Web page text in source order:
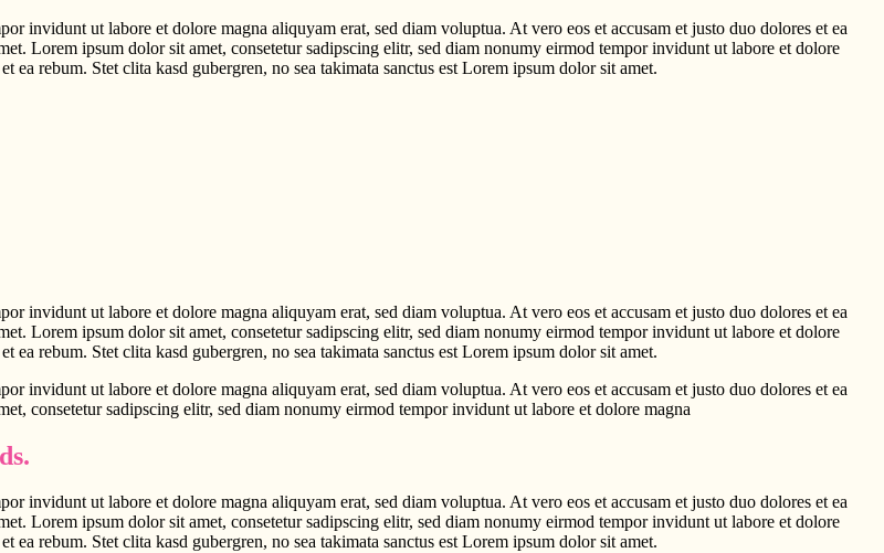
invidunt ut labore et dolore magna aliquyam erat, sed diam voluptua. At vero eos et accusam et justo duo dolores et ea
Lorem ipsum dolor sit amet, consetetur sadipscing elitr, sed diam nonumy eirmod tempor invidunt ut labore et dolore
rebum. Stet clita kasd gubergren, no sea takimata sanctus est Lorem ipsum dolor sit amet.
invidunt ut labore et dolore magna aliquyam erat, sed diam voluptua. At vero eos et accusam et justo duo dolores et ea
Lorem ipsum dolor sit amet, consetetur sadipscing elitr, sed diam nonumy eirmod tempor invidunt ut labore et dolore
rebum. Stet clita kasd gubergren, no sea takimata sanctus est Lorem ipsum dolor sit amet.
invidunt ut labore et dolore magna aliquyam erat, sed diam voluptua. At vero eos et accusam et justo duo dolores et ea
consetetur sadipscing elitr, sed diam nonumy eirmod tempor invidunt ut labore et dolore magna
invidunt ut labore et dolore magna aliquyam erat, sed diam voluptua. At vero eos et accusam et justo duo dolores et ea
Lorem ipsum dolor sit amet, consetetur sadipscing elitr, sed diam nonumy eirmod tempor invidunt ut labore et dolore
rebum. Stet clita kasd gubergren, no sea takimata sanctus est Lorem ipsum dolor sit amet.